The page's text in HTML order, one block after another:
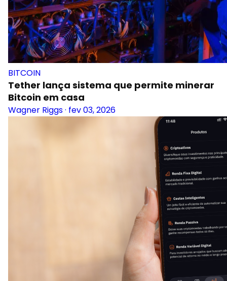
BITCOIN
Tether lança sistema que permite minerar
Bitcoin em casa
Wagner Riggs· fev 03, 2026